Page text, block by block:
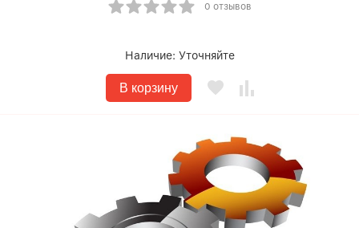
0 отзывов
Наличие: Уточняйте
В корзину